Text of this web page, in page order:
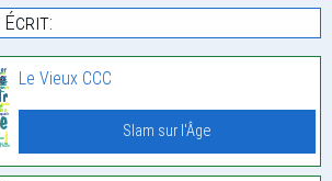
Écrit:
Le Vieux CCC
Slam sur l'Âge